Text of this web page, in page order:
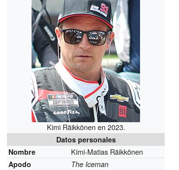
Kimi Räikkönen en 2023.
Datos personales
Nombre
Kimi-Matias Räikkönen
Apodo
The Iceman